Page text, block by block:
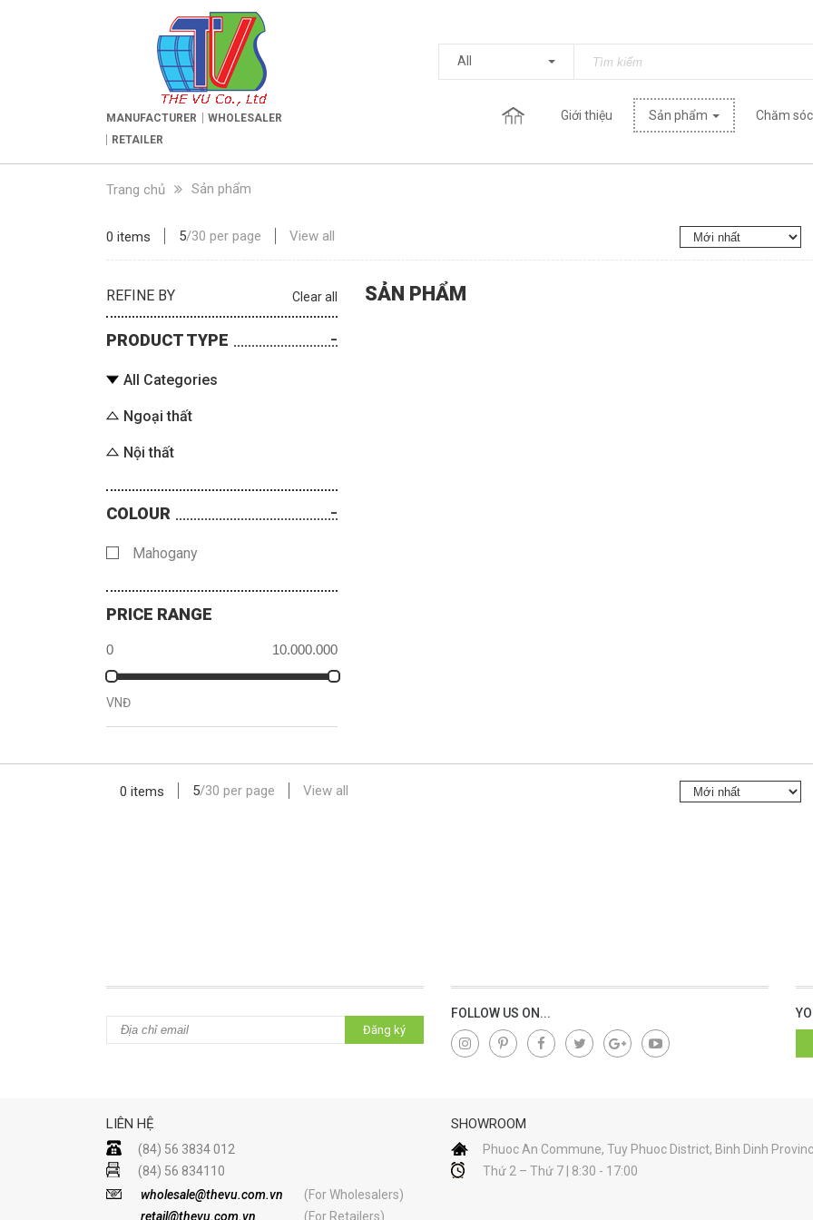
MANUFACTURER
WHOLESALER
RETAILER
All
Giới thiệu Sản phẩm Chăm
Trang chủ Sản phẩm
REFINE BY Clear all
PRODUCT TYPE
All Categories
Ngoại thất
Nội thất
COLOUR
Mahogany
PRICE RANGE
VNĐ
0 items 5/30 per page View all
SẢN PHẨM
0 items 5/30 per page View all
Đăng ký
FOLLOW US ON...
LIÊN HỆ
(84) 56 3834 012
(84) 56 834110
wholesale@thevu.com.vn
(For Wholesalers)
retail@thevu.com.vn
(For Retailers)
SHOWROOM
Phuoc An Commune, Tuy Phuoc District, Binh Dinh
Thứ 2 – Thứ 7 | 8:30 - 17:00